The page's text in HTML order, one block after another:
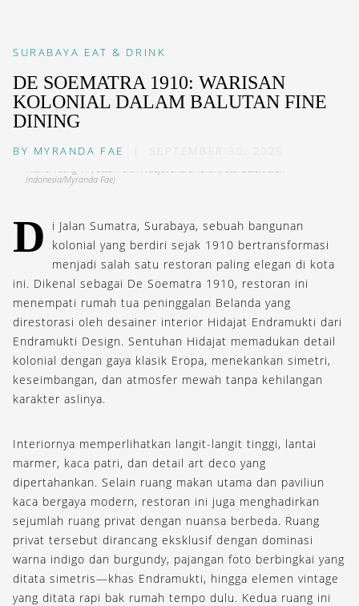
SURABAYA EAT & DRINK
DE SOEMATRA 1910: WARISAN
KOLONIAL DALAM BALUTAN FINE
DINING
BY MYRANDA FAE SEPTEMBER 30, 2025
Interior ruang VIP, desain oleh Hidajat Endramukti. (Foto: DestinAsian
Indonesia/Myranda Fae)
D
i Jalan Sumatra, Surabaya, sebuah bangunan
kolonial yang berdiri sejak 1910 bertransformasi
menjadi salah satu restoran paling elegan di kota
ini. Dikenal sebagai De Soematra 1910, restoran ini
menempati rumah tua peninggalan Belanda yang
direstorasi oleh desainer interior Hidajat Endramukti dari
Endramukti Design. Sentuhan Hidajat memadukan detail
kolonial dengan gaya klasik Eropa, menekankan simetri,
keseimbangan, dan atmosfer mewah tanpa kehilangan
karakter aslinya.
Interiornya memperlihatkan langit-langit tinggi, lantai
marmer, kaca patri, dan detail art deco yang
dipertahankan. Selain ruang makan utama dan paviliun
kaca bergaya modern, restoran ini juga menghadirkan
sejumlah ruang privat dengan nuansa berbeda. Ruang
privat tersebut dirancang eksklusif dengan dominasi
warna indigo dan burgundy, pajangan foto berbingkai yang
ditata simetris—khas Endramukti, hingga elemen vintage
yang ditata rapi bak rumah tempo dulu. Kedua ruang ini